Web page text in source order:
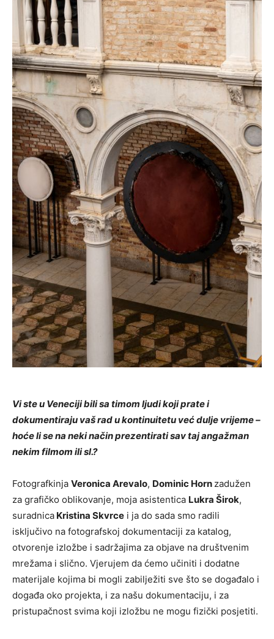
Vi ste u Veneciji bili sa timom ljudi koji prate i
dokumentiraju vaš rad u kontinuitetu već dulje vrijeme –
hoće li se na neki način prezentirati sav taj angažman
nekim filmom ili sl.?
Fotografkinja Veronica Arevalo, Dominic Horn zadužen
za grafičko oblikovanje, moja asistentica Lukra Širok,
suradnica Kristina Skvrce i ja do sada smo radili
isključivo na fotografskoj dokumentaciji za katalog,
otvorenje izložbe i sadržajima za objave na društvenim
mrežama i slično. Vjerujem da ćemo učiniti i dodatne
materijale kojima bi mogli zabilježiti sve što se događalo i
događa oko projekta, i za našu dokumentaciju, i za
pristupačnost svima koji izložbu ne mogu fizički posjetiti.